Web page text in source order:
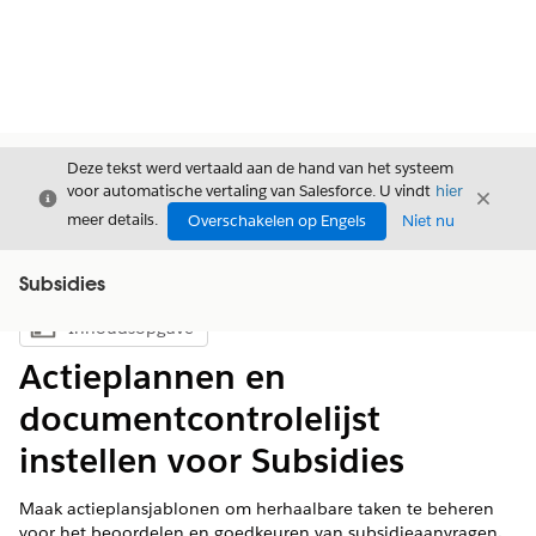
Sluiten
Deze tekst werd vertaald aan de hand van het systeem
voor automatische vertaling van Salesforce. U vindt hier
meer details.
Overschakelen op Engels Niet nu
Sluiten
Subsidies
Inhoudsopgave weergeven
Inhoudsopgave
Actieplannen en
documentcontrolelijst
instellen voor Subsidies
Maak actieplansjablonen om herhaalbare taken te beheren